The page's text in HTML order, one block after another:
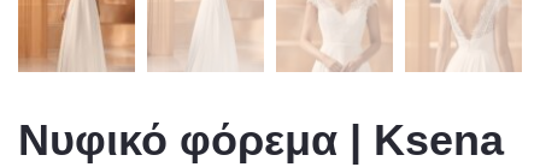
Νυφικό φόρεμα | Ksena